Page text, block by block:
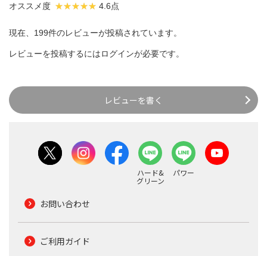
オススメ度 4.6点
現在、199件のレビューが投稿されています。
レビューを投稿するにはログインが必要です。
レビューを書く
ハード&
グリーン
パワー
お問い合わせ
ご利用ガイド